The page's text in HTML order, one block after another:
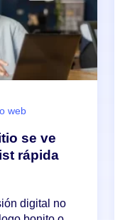
web
se ve
rápida
digital no